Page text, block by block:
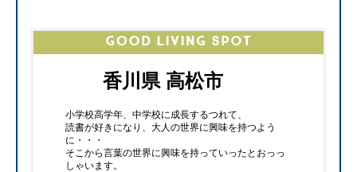
香川県 高松市
小学校高学年、中学校に成長するつれて、
読書が好きになり、大人の世界に興味を持つよう
に・・・
そこから言葉の世界に興味を持っていったとおっっ
しゃいます。